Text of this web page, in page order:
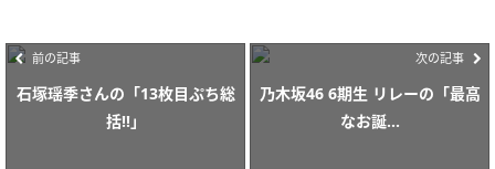
前の記事
石塚瑶季さんの「13枚目ぷち総
括‼︎」
次の記事
乃木坂46 6期生 リレーの「最高
なお誕...